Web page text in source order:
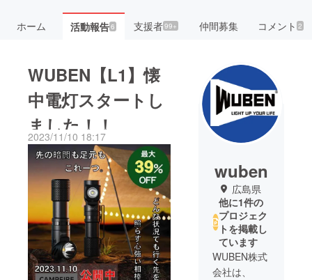
ホーム 活動報告6 支援者99+ 仲間募集 コメント2
WUBEN【L1】懐
中電灯スタートし
ました！！
2023/11/10 18:17
wuben
広島県
他に1件の
プロジェク
トを掲載し
ています
WUBEN株式
会社は、